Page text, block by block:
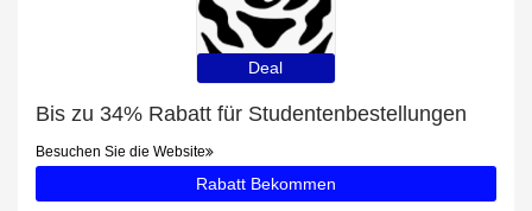
Deal
Bis zu 34% Rabatt für Studentenbestellungen
Besuchen Sie die Website
Rabatt Bekommen